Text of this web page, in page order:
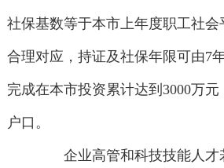
社保基数等于本市上年度职工社
合理对应，持证及社保年限可由7
完成在本市投资累计达到3000万
户口。
企业高管和科技技能人才